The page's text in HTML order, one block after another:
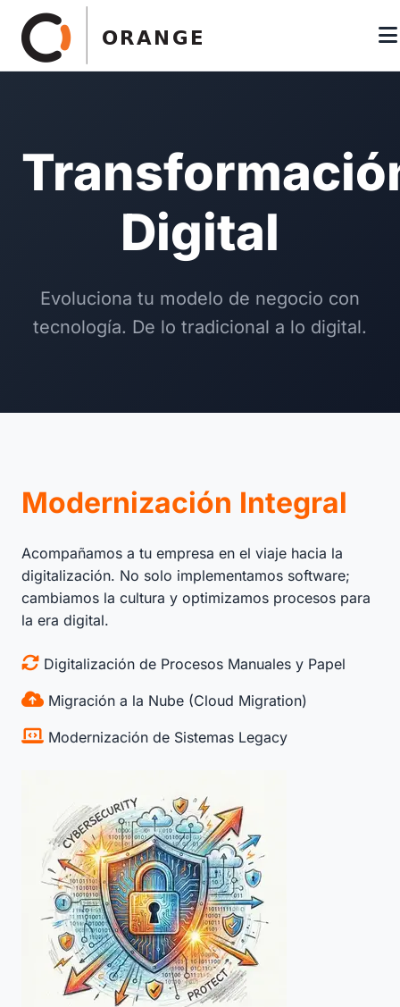
Digital
Evoluciona tu modelo de negocio con
tecnología. De lo tradicional a lo digital.
Modernización Integral
Acompañamos a tu empresa en el viaje hacia la
digitalización. No solo implementamos software;
cambiamos la cultura y optimizamos procesos para
la era digital.
Digitalización de Procesos Manuales y Papel
Migración a la Nube (Cloud Migration)
Modernización de Sistemas Legacy